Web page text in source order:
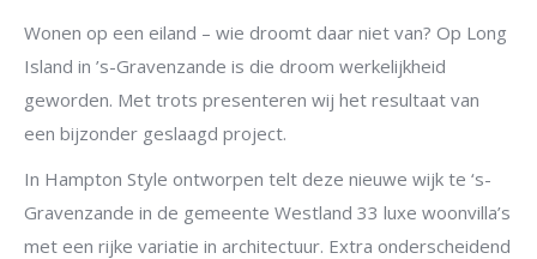
Wonen op een eiland – wie droomt daar niet van? Op Long
Island in ’s-Gravenzande is die droom werkelijkheid
geworden. Met trots presenteren wij het resultaat van
een bijzonder geslaagd project.
In Hampton Style ontworpen telt deze nieuwe wijk te ‘s-
Gravenzande in de gemeente Westland 33 luxe woonvilla’s
met een rijke variatie in architectuur. Extra onderscheidend